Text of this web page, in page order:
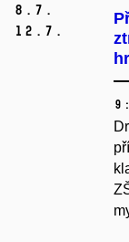
8. 7.
12. 7.